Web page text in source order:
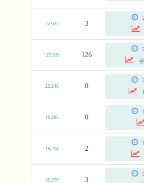
3
22,022
126
127,335
0
20,246
0
19,485
2
19,204
3
20,779